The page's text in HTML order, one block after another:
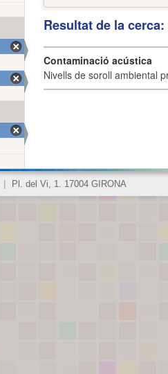
Resultat de la
Contaminació acústica
Nivells de soroll ambiental
Pl. del Vi, 1. 17004 GIRONA